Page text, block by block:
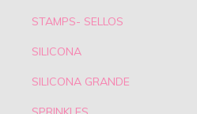
STAMPS- SELLOS
SILICONA
SILICONA GRANDE